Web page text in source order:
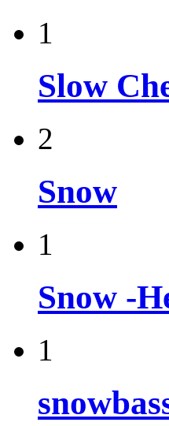
1
Slow
2
Snow
1
Snow -
1